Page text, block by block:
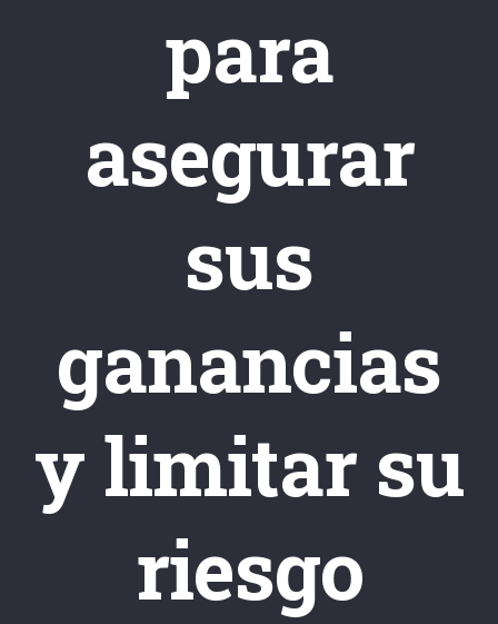
para
asegurar
sus
ganancias
y limitar su
riesgo